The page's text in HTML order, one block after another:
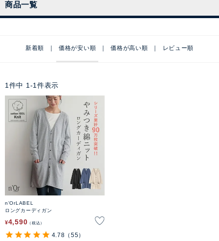
商品一覧
新着順 価格が安い順 価格が高い順 レビュー順
1 件中 1 -1 件表示
n'OrLABEL
ロングカーディガン
¥4,590 税込
4.78 （55）